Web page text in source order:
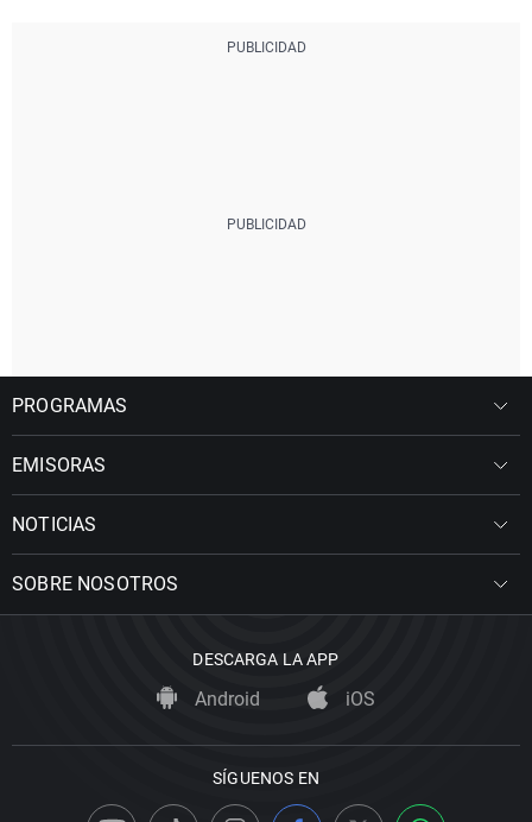
PROGRAMAS
EMISORAS
NOTICIAS
SOBRE NOSOTROS
DESCARGA LA APP
Android iOS
SÍGUENOS EN